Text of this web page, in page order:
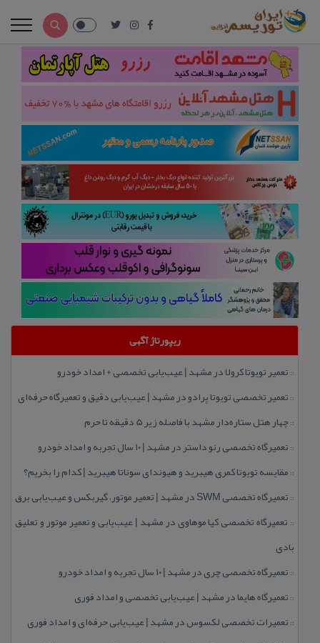
ریپورتاژ آگهی
:: تعمیر تویوتا كرولا در مشهد | عیب‌یابی تخصصی + امداد خودرو
:: تعمیر تخصصی تویوتا پرادو در مشهد | عیب‌یابی دقیق و تعمیرگاه حرفه‌ای
::چهار هتل‌ ستاره‌دار مشهد با فاصله زیر 5 دقیقه تا حرم
:: تعمیرگاه تخصصی رنو داستر در مشهد | ۱۰ سال تجربه و امداد خودرو
:: مقایسه تویوتا كمری هیبرید و هیوندای سوناتا هیبرید | كدام را بخریم؟
:: تعمیرگاه تخصصی SWM در مشهد | تعمیر موتور، گیربكس و عیب‌یابی برق
:: تعمیرگاه تخصصی كیا موهاوی در مشهد | عیب‌یابی و تعمیر موتور و تعلیق
بادی
:: تعمیرگاه تخصصی چری در مشهد | ۱۰ سال تجربه و امداد خودرو
:: تعمیرگاه هایما در مشهد | عیب‌یابی تخصصی و امداد فوری
:: تعمیرات تخصصی لكسوس در مشهد | عیب‌یابی حرفه‌ای و امداد فوری